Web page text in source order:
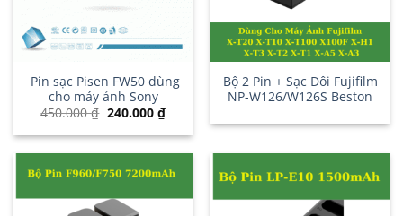
Pin sạc Pisen FW50 dùng
cho máy ảnh Sony
450.000₫ Giá
gốc
là:
240.000 ₫Giá
hiện
tại
240.000 ₫.
Bộ 2 Pin + Sạc Đôi Fujifilm
NP-W126/W126S Beston